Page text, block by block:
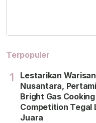
Terpopuler
1
Lestarikan
Nusantara,
Bright Gas Cooking
Competition Tegal
Juara